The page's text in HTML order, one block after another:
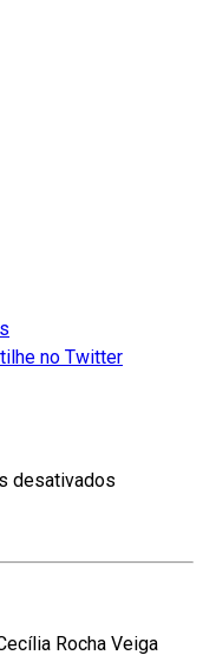
desativados
Rocha Veiga